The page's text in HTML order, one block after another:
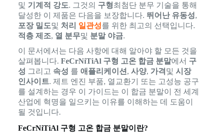
및 기계적 강도. 그것의 구형최첨단 분무 기술을 통해
달성한 이 제품은 다음을 보장합니다. 뛰어난 유동성,
포장 밀도및 처리 일관성를 위한 최고의 선택입니다.
적층 제조, 열 분무및 분말 야금.
이 문서에서는 다음 사항에 대해 알아야 할 모든 것을
살펴봅니다. FeCrNiTiAl 구형 고온 합금 분말에서 구
성 그리고 속성 를 애플리케이션 , 사양, 가격 및 시장
인사이트. 제트 엔진 부품, 열교환기 또는 고성능 공구
를 설계하는 경우 이 가이드는 이 합금 분말이 전 세계
산업에 혁명을 일으키는 이유를 이해하는 데 도움이
될 것입니다.
FeCrNiTiAl 구형 고온 합금 분말이란?